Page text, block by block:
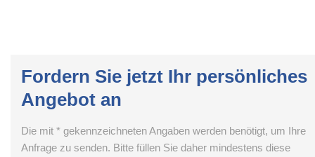
Fordern Sie jetzt Ihr persönliches
Angebot an
Die mit * gekennzeichneten Angaben werden benötigt, um Ihre
Anfrage zu senden. Bitte füllen Sie daher mindestens diese